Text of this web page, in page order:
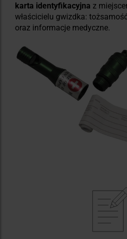
karta identyfikacyjna z
właścicielu gwizdka:
oraz informacje medyczne.